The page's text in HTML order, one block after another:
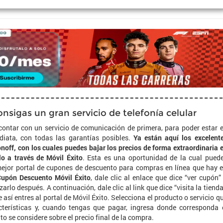
un gran servicio de telefonía celular
con un servicio de comunicación de primera, para poder estar
con todas las garantías posibles. Ya están aquí los
con los cuales puedes bajar los precios de forma extraordinaria
a través de Móvil Éxito. Esta es una oportunidad de la cual
portal de cupones de descuento para compras en línea que hay
Descuento Móvil Éxito, dale clic al enlace que dice “ver
después. A continuación, dale clic al link que dice “visita la
entres al portal de Móvil Éxito. Selecciona el producto o servicio
y, cuando tengas que pagar, ingresa donde corresponda
se considere sobre el precio final de la compra.